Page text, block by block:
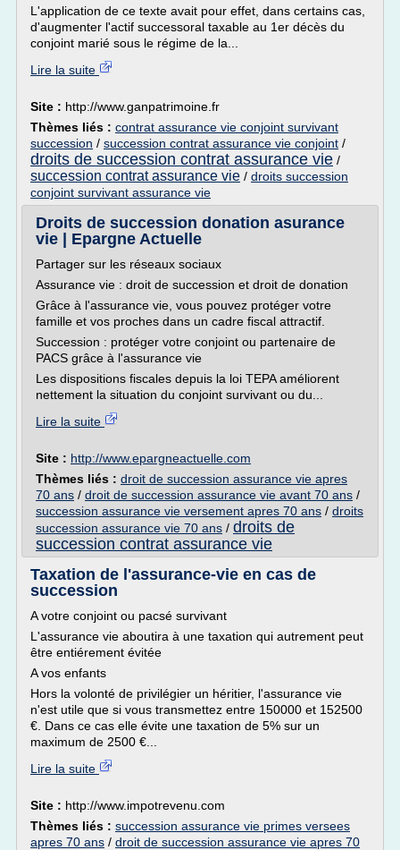
L'application de ce texte avait pour effet, dans certains cas,
d'augmenter l'actif successoral taxable au 1er décès du
conjoint marié sous le régime de la...
Lire la suite
Site : http://www.ganpatrimoine.fr
Thèmes liés : contrat assurance vie conjoint survivant
succession / succession contrat assurance vie conjoint /
droits de succession contrat assurance vie /
succession contrat assurance vie / droits succession
conjoint survivant assurance vie
Droits de succession donation asurance
vie | Epargne Actuelle
Partager sur les réseaux sociaux
Assurance vie : droit de succession et droit de donation
Grâce à l'assurance vie, vous pouvez protéger votre
famille et vos proches dans un cadre fiscal attractif.
Succession : protéger votre conjoint ou partenaire de
PACS grâce à l'assurance vie
Les dispositions fiscales depuis la loi TEPA améliorent
nettement la situation du conjoint survivant ou du...
Lire la suite
Site : http://www.epargneactuelle.com
Thèmes liés : droit de succession assurance vie apres
70 ans / droit de succession assurance vie avant 70 ans /
succession assurance vie versement apres 70 ans / droits
succession assurance vie 70 ans / droits de
succession contrat assurance vie
Taxation de l'assurance-vie en cas de
succession
A votre conjoint ou pacsé survivant
L'assurance vie aboutira à une taxation qui autrement peut
être entiérement évitée
A vos enfants
Hors la volonté de privilégier un héritier, l'assurance vie
n'est utile que si vous transmettez entre 150000 et 152500
€. Dans ce cas elle évite une taxation de 5% sur un
maximum de 2500 €...
Lire la suite
Site : http://www.impotrevenu.com
Thèmes liés : succession assurance vie primes versees
apres 70 ans / droit de succession assurance vie apres 70